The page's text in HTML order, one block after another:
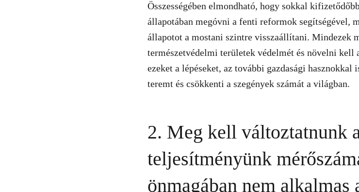
Összességében elmondható, hogy sokkal
állapotában megóvni a fenti reformok segítségével,
állapotot a mostani szintre visszaállítani. Mindezek
természetvédelmi területek védelmét és növelni kell
ezeket a lépéseket, az további gazdasági
teremt és csökkenti a szegények számát a világban.
2. Meg kell változtatnunk
teljesítményünk
önmagában nem alkalmas